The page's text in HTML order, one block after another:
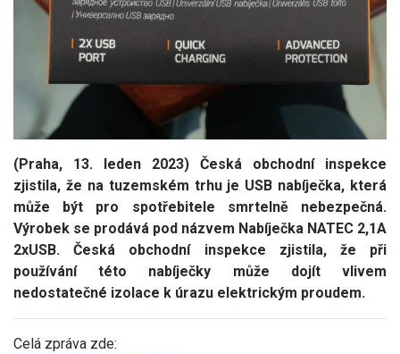
(Praha, 13. leden 2023) Česká obchodní inspekce
zjistila, že na tuzemském trhu je USB nabíječka, která
může být pro spotřebitele smrtelně nebezpečná.
Výrobek se prodává pod názvem Nabíječka NATEC 2,1A
2xUSB. Česká obchodní inspekce zjistila, že při
používání této nabíječky může dojít vlivem
nedostatečné izolace k úrazu elektrickým proudem.
Celá zpráva zde: